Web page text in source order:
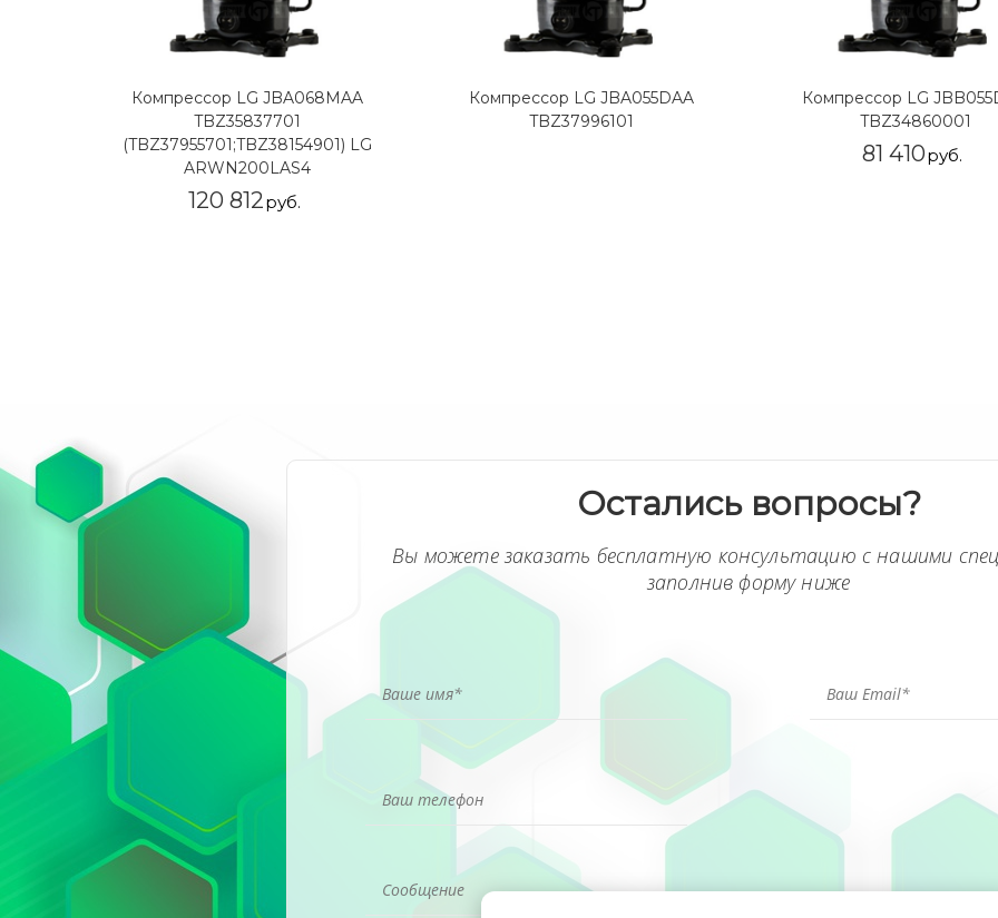
Компрессор LG JBA068MAA
TBZ35837701
(TBZ37955701;TBZ38154901) LG
ARWN200LAS4
120 812руб.
Компрессор LG JBA055DAA
TBZ37996101
Компрессор LG
TBZ34860001
81 410руб.
Остались вопросы?
Вы можете заказать бесплатную консультацию с нашими
заполнив форму ниже